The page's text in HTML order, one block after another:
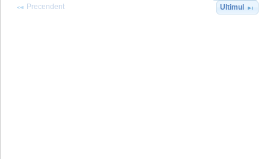
Precendent
Ultimul